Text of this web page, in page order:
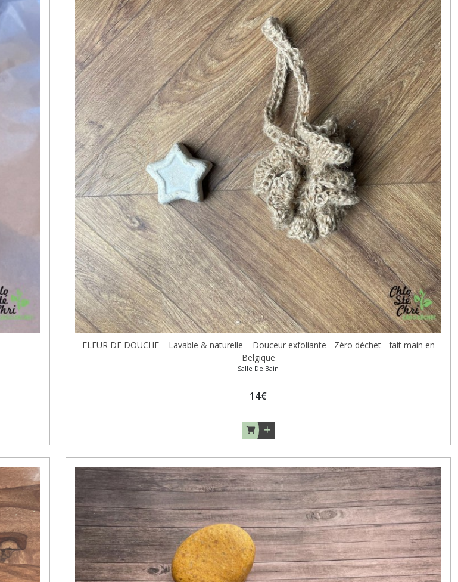
FLEUR DE DOUCHE – Lavable & naturelle – Douceur exfoliante - Zéro déchet - fait main en
Belgique
Salle De Bain
14€